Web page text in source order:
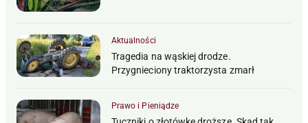
Aktualności
Tragedia na wąskiej drodze.
Przygnieciony traktorzysta zmarł
Prawo i Pieniądze